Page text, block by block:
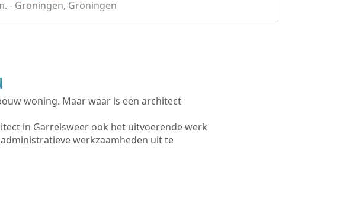
- Groningen, Groningen
woning. Maar waar is een architect
in Garrelsweer ook het uitvoerende werk
werkzaamheden uit te